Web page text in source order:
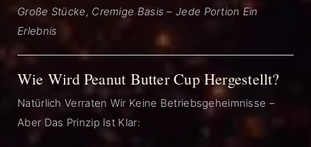
Große Stücke, Cremige Basis – Jede Portion Ein
Erlebnis
Wie Wird Peanut Butter Cup Hergestellt?
Natürlich Verraten Wir Keine Betriebsgeheimnisse –
Aber Das Prinzip Ist Klar: